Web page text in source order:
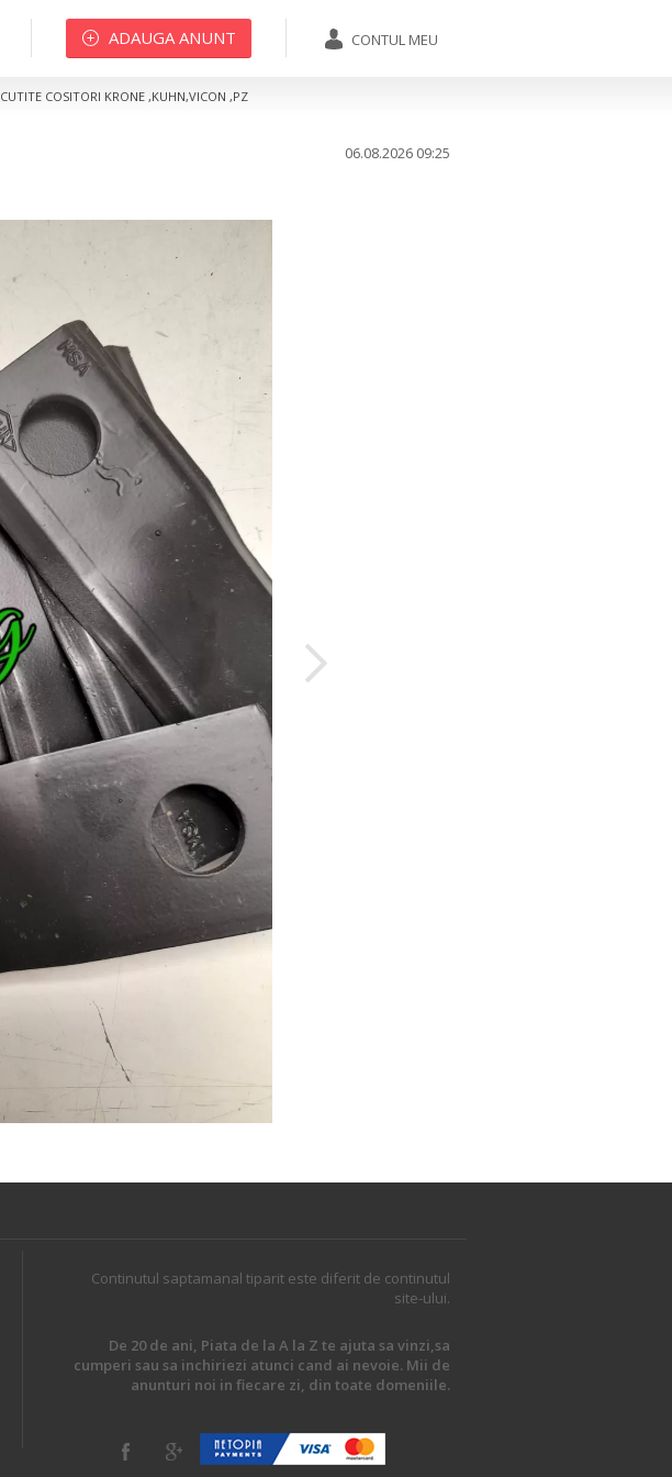
CONTUL MEU
ADAUGA ANUNT
CUTITE COSITORI KRONE ,KUHN,VICON ,PZ
06.08.2026 09:25
Continutul saptamanal tiparit este diferit de continutul
site-ului.
De 20 de ani, Piata de la A la Z te ajuta sa vinzi,sa
cumperi sau sa inchiriezi atunci cand ai nevoie. Mii de
anunturi noi in fiecare zi, din toate domeniile.